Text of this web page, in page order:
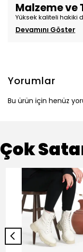
Malzeme ve
Yüksek kaliteli hakiki
Devamını Göster
Yorumlar
Bu ürün için henüz
Çok